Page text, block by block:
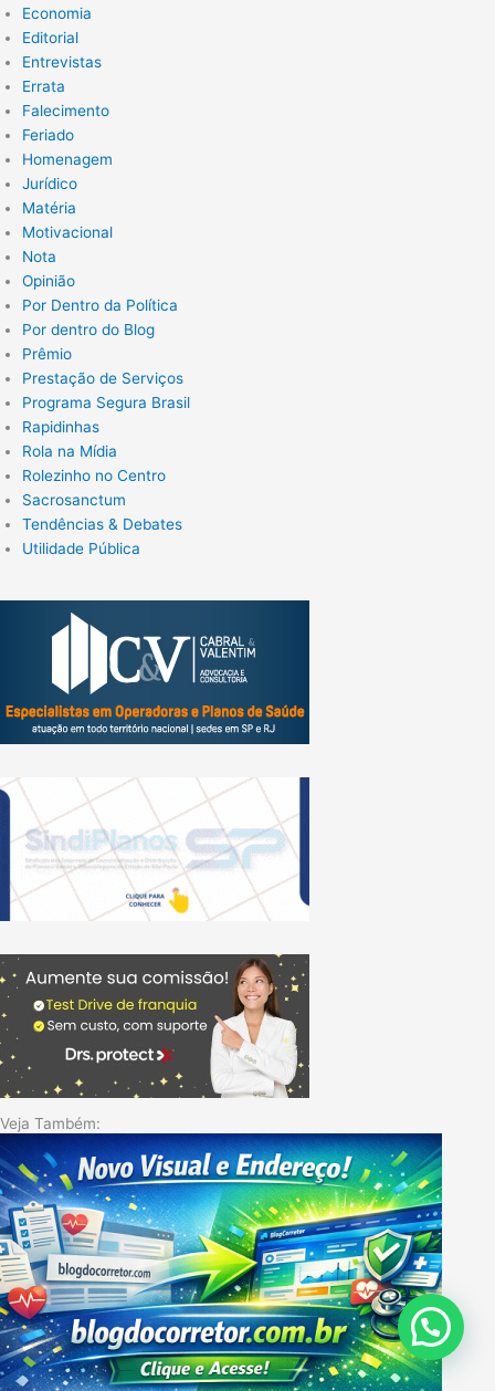
Economia
Editorial
Entrevistas
Errata
Falecimento
Feriado
Homenagem
Jurídico
Matéria
Motivacional
Nota
Opinião
Por Dentro da Política
Por dentro do Blog
Prêmio
Prestação de Serviços
Programa Segura Brasil
Rapidinhas
Rola na Mídia
Rolezinho no Centro
Sacrosanctum
Tendências & Debates
Utilidade Pública
Veja Também: